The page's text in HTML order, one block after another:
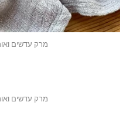
מרק עדשים
מרק עדשים